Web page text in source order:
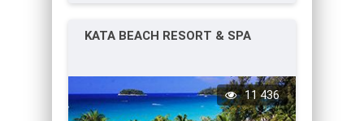
KATA BEACH RESORT & SPA
11 436